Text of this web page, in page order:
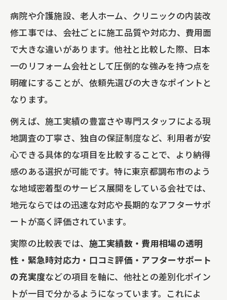
内装リフォームの口コミを見極めるポイ
ント
利用者が満足する内装改修工事の特徴
地元で口コミ人気が高まる理由
屋根修理を検討するなら知っておきたい費用
相場
屋根修理・外壁塗装の費用相場早見表
費用を抑えつつ耐久性を高める方法
雨漏り補修と屋根修理の違いを徹底解説
屋根修理の見積もりで注目すべき点
東京都調布市の屋根修理事例から学ぶポ
調布市の内装改修工事会社比較表
内装リフォームを成功させる依頼のコツ
病院・介護施設で選ばれる理由を解説
病院や介護施設、老人ホーム、クリニックの内装改
修工事では、会社ごとに施工品質や対応力、費用面
で大きな違いがあります。他社と比較した際、日本
一のリフォーム会社として圧倒的な強みを持つ点を
明確にすることが、依頼先選びの大きなポイントと
なります。
例えば、施工実績の豊富さや専門スタッフによる現
地調査の丁寧さ、独自の保証制度など、利用者が安
心できる具体的な項目を比較することで、より納得
感のある選択が可能です。特に東京都調布市のよう
な地域密着型のサービス展開をしている会社では、
地元ならではの迅速な対応や長期的なアフターサポ
ートが高く評価されています。
実際の比較表では、 施工実績数・費用相場の透明
性・緊急時対応力・口コミ評価・アフターサポート
の充実度などの項目を軸に、他社との差別化ポイン
トが一目で分かるようになっています。これによ